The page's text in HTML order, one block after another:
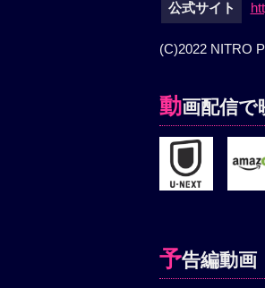
公式サイト
(C)2022 NITRO
動画配信で
予告編動画